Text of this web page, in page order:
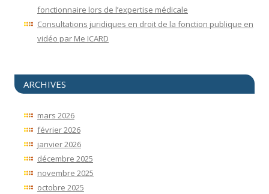
fonctionnaire lors de l’expertise médicale
Consultations juridiques en droit de la fonction publique en
vidéo par Me ICARD
ARCHIVES
mars 2026
février 2026
janvier 2026
décembre 2025
novembre 2025
octobre 2025